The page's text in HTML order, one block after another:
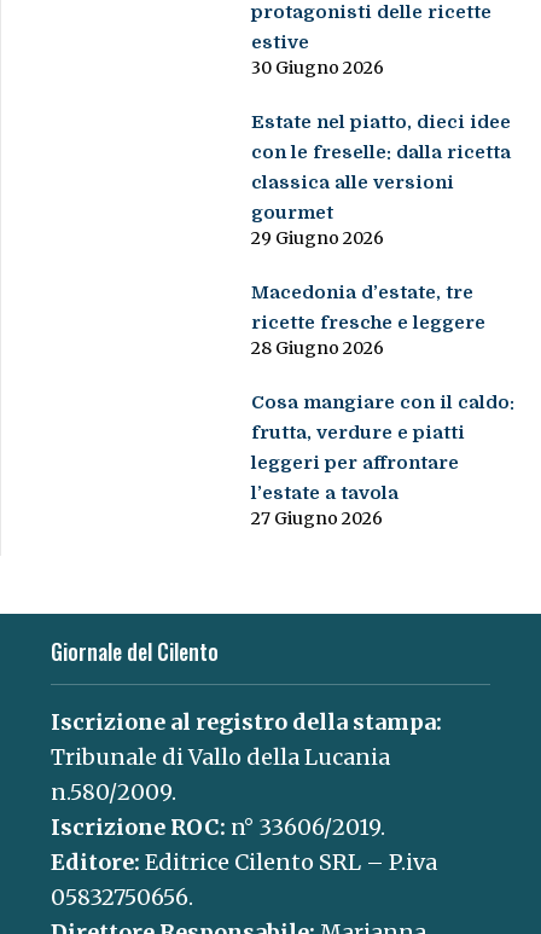
protagonisti delle ricette
estive
30 Giugno 2026
Estate nel piatto, dieci idee
con le freselle: dalla ricetta
classica alle versioni
gourmet
29 Giugno 2026
Macedonia d’estate, tre
ricette fresche e leggere
28 Giugno 2026
Cosa mangiare con il caldo:
frutta, verdure e piatti
leggeri per affrontare
l’estate a tavola
27 Giugno 2026
Giornale del Cilento
Iscrizione al registro della stampa:
Tribunale di Vallo della Lucania
n.580/2009.
Iscrizione ROC: n° 33606/2019.
Editore: Editrice Cilento SRL – P.iva
05832750656.